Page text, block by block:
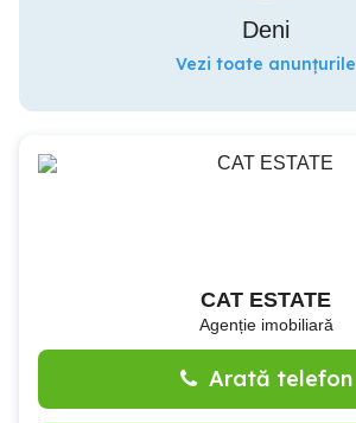
Deni
Vezi toate anunțurile
CAT ESTATE
Agenție imobiliară
Arată telefon